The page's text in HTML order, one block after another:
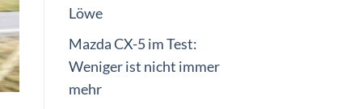
Löwe
Mazda CX-5 im Test:
Weniger ist nicht immer
mehr